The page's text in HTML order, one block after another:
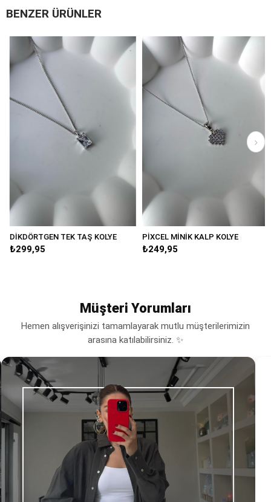
BENZER ÜRÜNLER
DİKDÖRTGEN TEK TAŞ KOLYE
₺299,95
PİXCEL MİNİK KALP KOLYE
₺249,95
Müşteri Yorumları
Hemen alışverişinizi tamamlayarak mutlu müşterilerimizin
arasına katılabilirsiniz. ✨